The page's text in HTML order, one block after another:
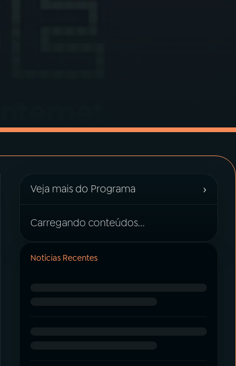
Veja mais do Programa ›
Carregando conteúdos...
Notícias Recentes